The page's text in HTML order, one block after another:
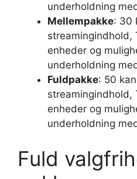
underholdning
Mellempakke: 30
streamingindhold,
enheder og
underholdning
Fuldpakke: 50
streamingindhold,
enheder og
underholdning
Fuld